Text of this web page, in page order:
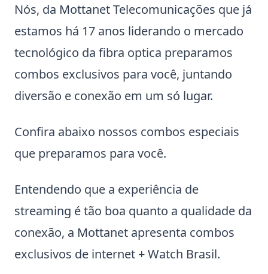
Nós, da Mottanet Telecomunicações que já
estamos há 17 anos liderando o mercado
tecnológico da fibra optica preparamos
combos exclusivos para você, juntando
diversão e conexão em um só lugar.
Confira abaixo nossos combos especiais
que preparamos para você.
Entendendo que a experiência de
streaming é tão boa quanto a qualidade da
conexão, a Mottanet apresenta combos
exclusivos de internet + Watch Brasil.